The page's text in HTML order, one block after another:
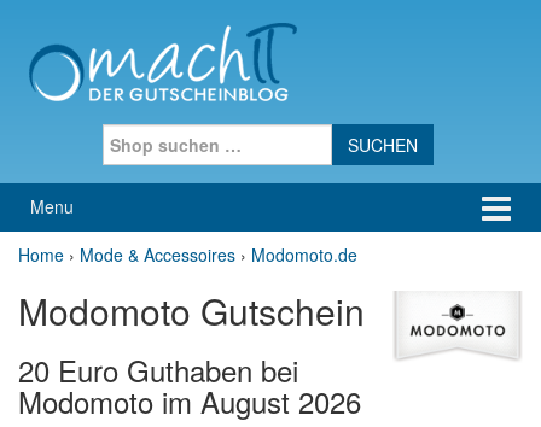
Menu
Home › Mode & Accessoires › Modomoto.de
Modomoto Gutschein
20 Euro Guthaben bei
Modomoto im August 2026